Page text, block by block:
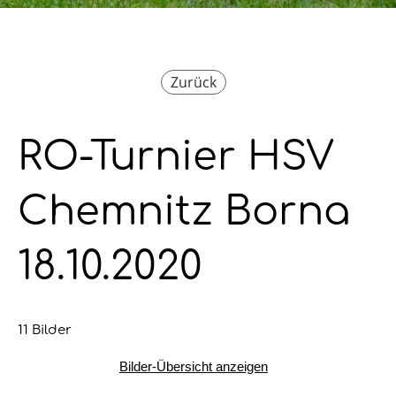
Zurück
RO-Turnier HSV
Chemnitz Borna
18.10.2020
11 Bilder
Bilder-Übersicht anzeigen